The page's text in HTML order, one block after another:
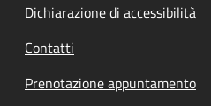
Dichiarazione di accessibilità
Contatti
Prenotazione appuntamento